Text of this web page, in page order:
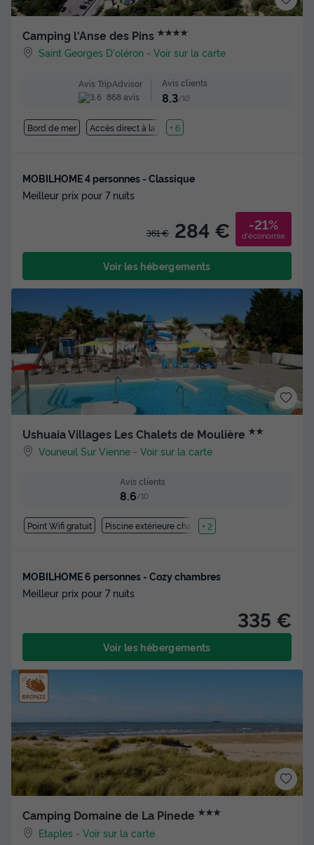
Camping l'Anse des Pins ★★★★
Saint Georges D'oléron -Voir sur la carte
Avis TripAdvisor
868 avis
Avis clients
8.3/10
Bord de mer Accès direct à la plage
+ 6
MOBILHOME 4 personnes - Classique
Meilleur prix pour 7 nuits
361 € 284 € -21%
d'économie
Voir les hébergements
Ushuaia Villages Les Chalets de Moulière ★★
Vouneuil Sur Vienne -Voir sur la carte
Avis clients
8.6/10
Point Wifi gratuit Piscine extérieure chauffée
+ 2
MOBILHOME 6 personnes - Cozy chambres
Meilleur prix pour 7 nuits
335 €
Voir les hébergements
Camping Domaine de La Pinede ★★★
Etaples -Voir sur la carte